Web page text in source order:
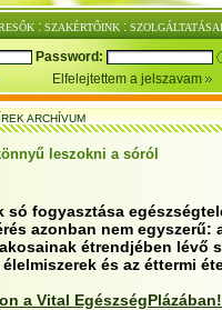
: SZAKÉRTŐINK :
Password:
Elfelejtettem a jelszavam
ARCHÍVUM
leszokni a sóról
só fogyasztása
azonban nem egyszerű:
étrendjében lévő
és az éttermi
a Vital EgészségPlázában!